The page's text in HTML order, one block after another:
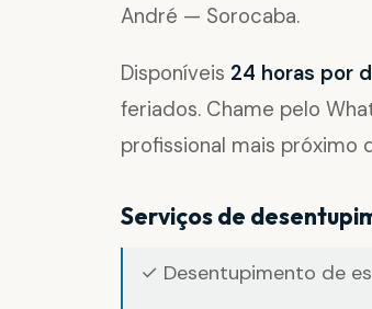
André — Sorocaba.
Disponíveis 24 horas por
feriados. Chame pelo
profissional mais próximo
Serviços de
✓ Desentupimento de